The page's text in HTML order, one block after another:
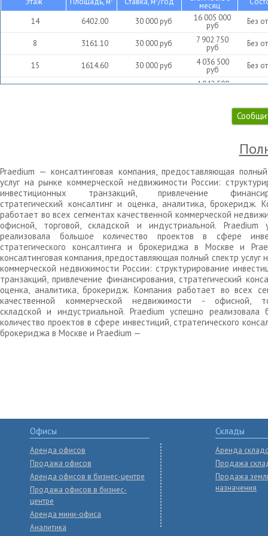
месяц
14
6402.00 30 000руб 16 005 000
руб Без
8 3161.10 30 000руб 7 902 750
руб Без
15 1614.60 30 000руб 4 036 500
руб Без
3 1617.00 30 000руб 4 042 500 Без
Без
Praedium — консалтинговая компания, предоставляющая
услуг на рынке коммерческой недвижимости России:
инвестиционных транзакций, привлечение
стратегический консалтинг и оценка, аналитика, брокеридж.
работает во всех сегментах качественной коммерческой
офисной, торговой, складской и индустриальной. Praedium
реализовала большое количество проектов в сфере
стратегического консалтинга и брокериджа в Москве и
консалтинговая компания, предоставляющая полный спектр услуг
коммерческой недвижимости России: структурирование
транзакций, привлечение финансирования, стратегический
оценка, аналитика, брокеридж. Компания работает во всех
качественной коммерческой недвижимости - офисной,
складской и индустриальной. Praedium успешно реализовала
количество проектов в сфере инвестиций, стратегического
брокериджа в Москве и Praedium —
Офисы
Аренда офисов
Продажа офисов
Аренда офисов в бизнес-центре
Продажа офисов в бизнес-
центре
Аренда мини-офиса
Аналитика
Склады
Аренда
Продажа
Продажа
назначения